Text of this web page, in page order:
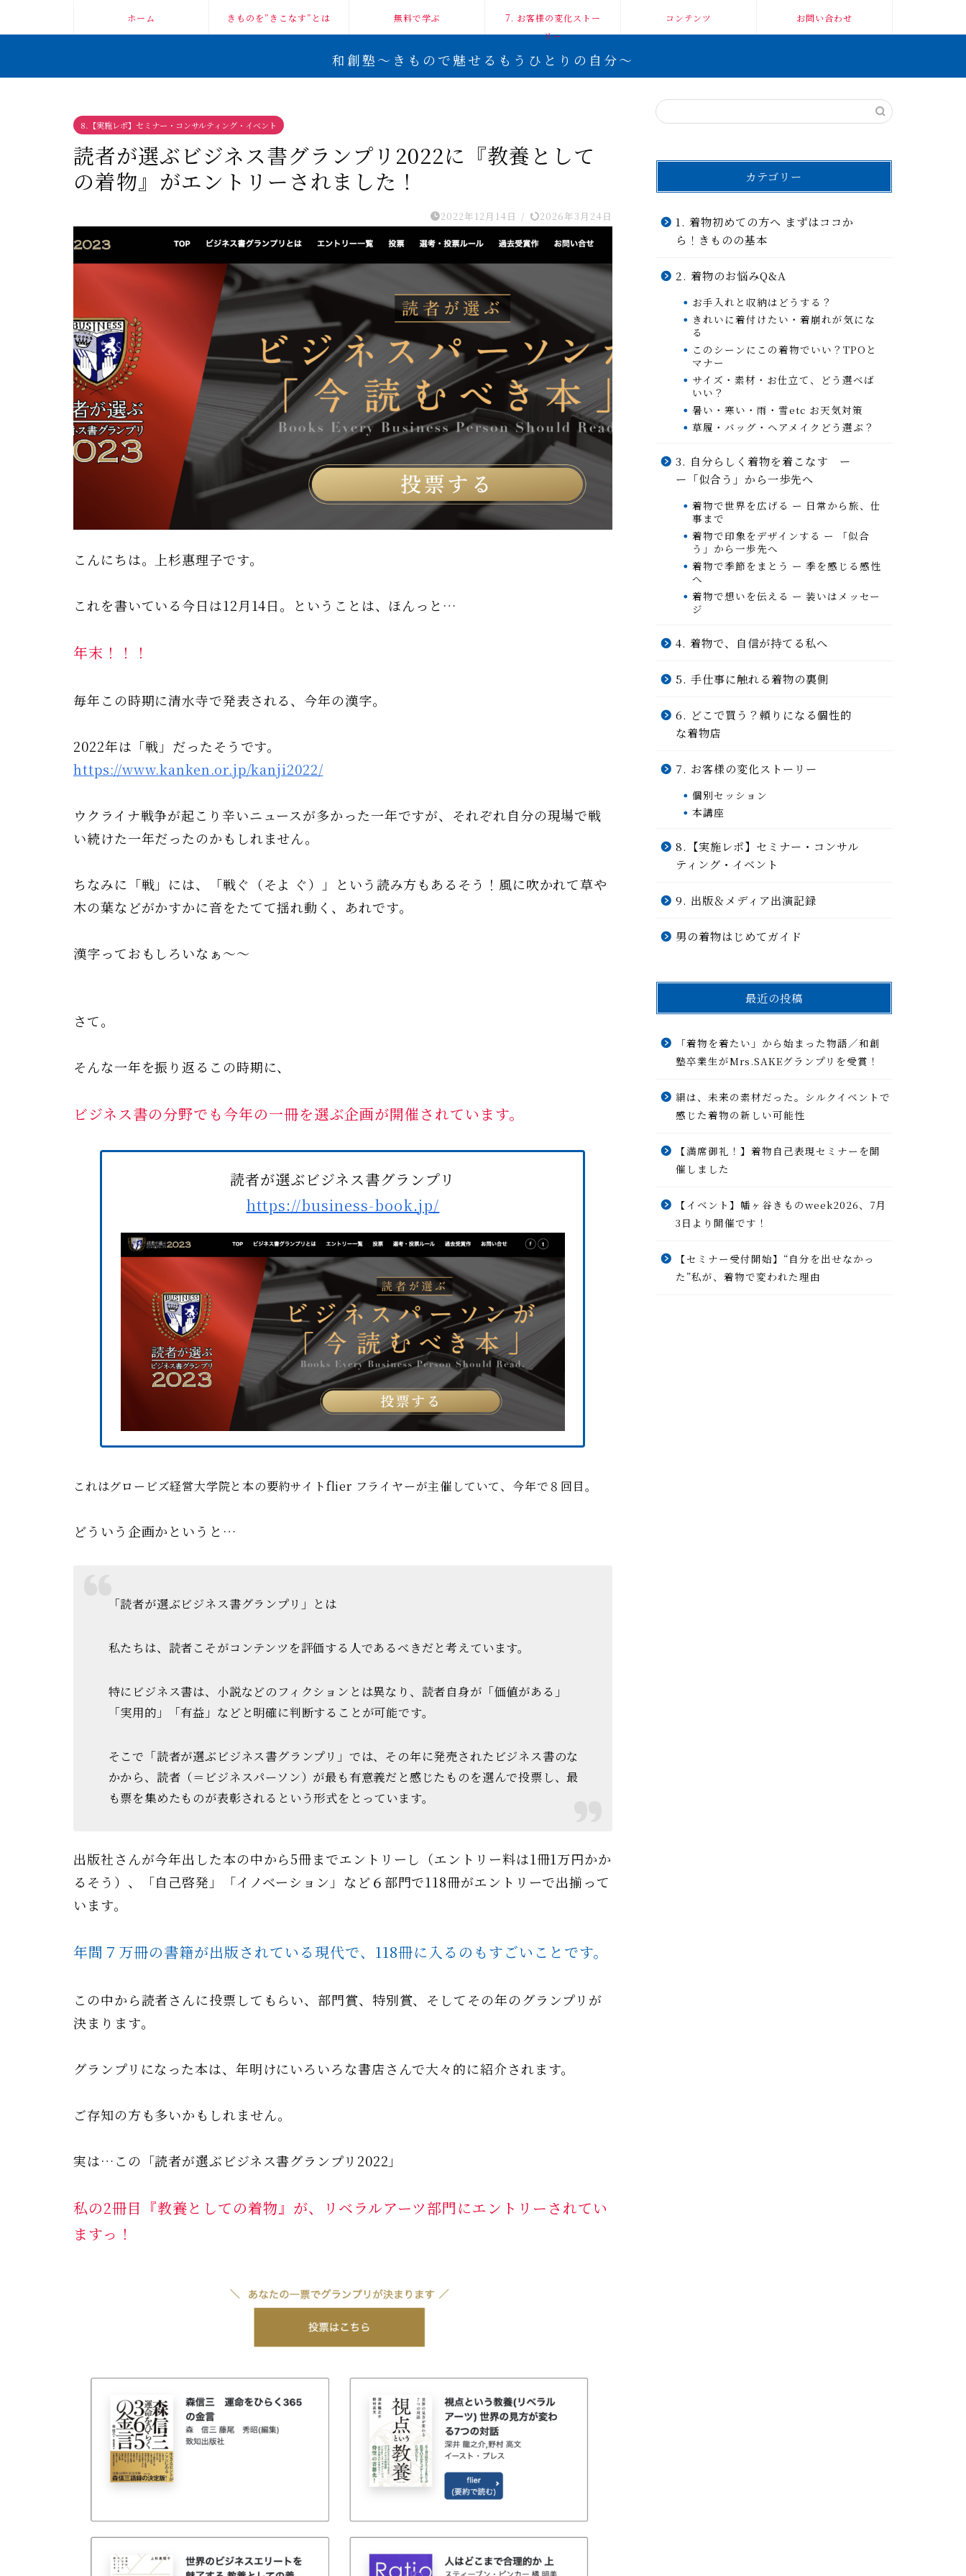
ホーム きものを”きこなす”とは 無料で学ぶ
7. お客様の変化ストー
リー
コンテンツ お問い合わせ
和創塾〜きもので魅せるもうひとりの自分〜
8.【実施レポ】セミナー・コンサルティング・イベント
読者が選ぶビジネス書グランプリ2022に『教養として
の着物』がエントリーされました！
2022年12月14日 / 2026年3月24日
こんにちは。上杉惠理子です。
これを書いている今日は12月14日。ということは、ほんっと…
年末！！！
毎年この時期に清水寺で発表される、今年の漢字。
2022年は「戦」だったそうです。
https://www.kanken.or.jp/kanji2022/
ウクライナ戦争が起こり辛いニュースが多かった一年ですが、それぞれ自分の現場で戦
い続けた一年だったのかもしれません。
ちなみに「戦」には、「戦ぐ（そよ ぐ）」という読み方もあるそう！風に吹かれて草や
木の葉などがかすかに音をたてて揺れ動く、あれです。
漢字っておもしろいなぁ〜〜
さて。
そんな一年を振り返るこの時期に、
ビジネス書の分野でも今年の一冊を選ぶ企画が開催されています。
読者が選ぶビジネス書グランプリ
https://business-book.jp/
これはグロービズ経営大学院と本の要約サイトflier フライヤーが主催していて、今年で８回目。
どういう企画かというと…
「読者が選ぶビジネス書グランプリ」とは
私たちは、読者こそがコンテンツを評価する人であるべきだと考えています。
特にビジネス書は、小説などのフィクションとは異なり、読者自身が「価値がある」
「実用的」「有益」などと明確に判断することが可能です。
そこで「読者が選ぶビジネス書グランプリ」では、その年に発売されたビジネス書のな
かから、 読者（＝ビジネスパーソン）が最も有意義だと感じたものを選んで投票し、最
も票を集めたものが表彰されるという形式をとっています。
出版社さんが今年出した本の中から5冊までエントリーし（エントリー料は1冊1万円かか
るそう）、「自己啓発」「イノベーション」など６部門で118冊がエントリーで出揃って
います。
年間７万冊の書籍が出版されている現代で、118冊に入るのもすごい ことです。
この中から読者さんに投票してもらい、部門賞、特別賞、そしてその年のグランプリが
決まります。
グランプリになった本は、年明けにいろいろな書店さんで大々的に紹介されます。
ご存知の方も多いかもしれません。
実は…この「読者が選ぶビジネス書グランプリ2022」
私の2冊目『教養としての着物』が、リベラルアーツ部門にエントリーされてい
ますっ！
カテゴリー
1. 着物初めての方へ まずはココか
ら！きものの基本
2. 着物のお悩みQ&A
お手入れと収納はどうする？
きれいに着付けたい・着崩れが気にな
る
このシーンにこの着物でいい？TPOと
マナー
サイズ・素材・お仕立て、どう選べば
いい？
暑い・寒い・雨・雪etc お天気対策
草履・バッグ・ヘアメイクどう選ぶ？
3. 自分らしく着物を着こなす ー
ー「似合う」から一歩先へ
着物で世界を広げる ー 日常から旅、仕
事まで
着物で印象をデザインする ー 「似合
う」から一歩先へ
着物で季節をまとう ー 季を感じる感性
へ
着物で想いを伝える ー 装いはメッセー
ジ
4. 着物で、自信が持てる私へ
5. 手仕事に触れる着物の裏側
6. どこで買う？頼りになる個性的
な着物店
7. お客様の変化ストーリー
個別セッション
本講座
8.【実施レポ】セミナー・コンサル
ティング・イベント
9. 出版＆メディア出演記録
男の着物はじめてガイド
最近の投稿
「着物を着たい」から始まった物語／和創
塾卒業生がMrs.SAKEグランプリを受賞！
絹は、未来の素材だった。シルクイベントで
感じた着物の新しい可能性
【満席御礼！】着物自己表現セミナーを開
催しました
【イベント】幡ヶ谷きものweek2026、7月
3日より開催です！
【セミナー受付開始】“自分を出せなかっ
た”私が、着物で変われた理由